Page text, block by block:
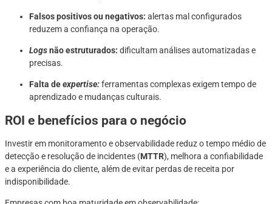
Falsos positivos ou negativos: alertas mal configurados
reduzem a confiança na operação.
Logsnão estruturados: dificultam análises automatizadas e
precisas.
Falta deexpertise:ferramentas complexas exigem tempo de
aprendizado e mudanças culturais.
ROI e benefícios para o negócio
Investir em monitoramento e observabilidade reduz o tempo médio de
detecção e resolução de incidentes (MTTR), melhora a confiabilidade
e a experiência do cliente, além de evitar perdas de receita por
indisponibilidade.